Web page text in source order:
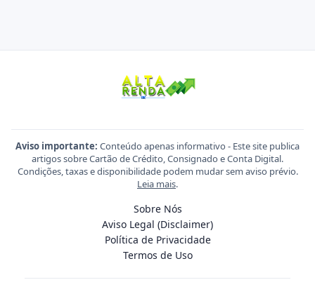
Aviso importante: Conteúdo apenas informativo - Este site publica
artigos sobre Cartão de Crédito, Consignado e Conta Digital.
Condições, taxas e disponibilidade podem mudar sem aviso prévio.
Leia mais.
Sobre Nós
Aviso Legal (Disclaimer)
Política de Privacidade
Termos de Uso